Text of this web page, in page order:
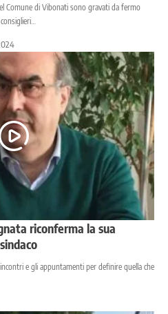
Comune di Vibonati sono gravati da fermo
riconferma la sua
e gli appuntamenti per definire quella che